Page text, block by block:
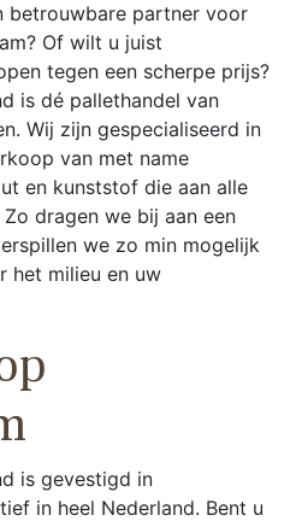
betrouwbare partner voor
Of wilt u juist
tegen een scherpe prijs?
is dé pallethandel van
Wij zijn gespecialiseerd in
van met name
en kunststof die aan alle
dragen we bij aan een
we zo min mogelijk
het milieu en uw
is gevestigd in
in heel Nederland. Bent u